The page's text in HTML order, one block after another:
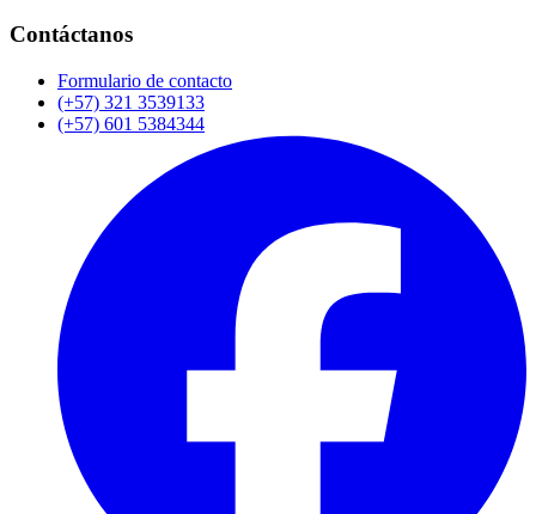
Contáctanos
Formulario de contacto
(+57) 321 3539133
(+57) 601 5384344